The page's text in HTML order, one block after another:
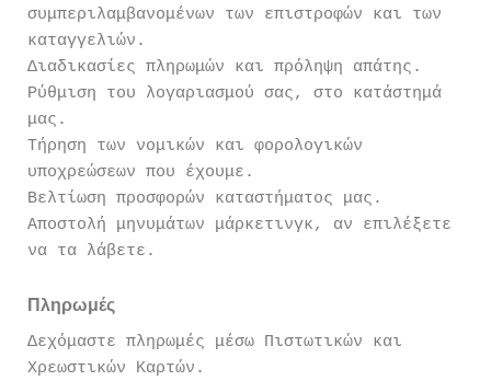
συμπεριλαμβανομένων των επιστροφών και των
καταγγελιών.
Διαδικασίες πληρωμών και πρόληψη απάτης.
Ρύθμιση του λογαριασμού σας, στο κατάστημά
μας.
Τήρηση των νομικών και φορολογικών
υποχρεώσεων που έχουμε.
Βελτίωση προσφορών καταστήματος μας.
Αποστολή μηνυμάτων μάρκετινγκ, αν επιλέξετε
να τα λάβετε.
Πληρωμές
Δεχόμαστε πληρωμές μέσω Πιστωτικών και
Χρεωστικών Καρτών.